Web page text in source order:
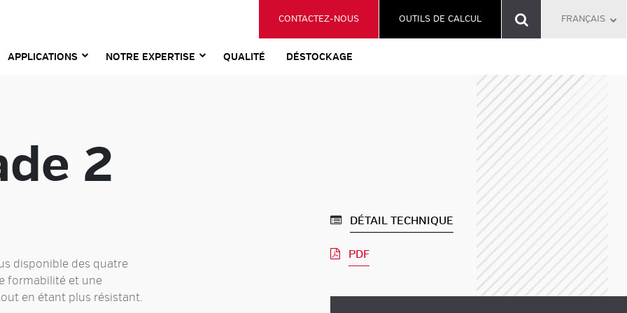
APPLICATIONS NOTRE EXPERTISE QUALITÉ DÉSTOCKAGE
CONTACTEZ-NOUS OUTILS DE CALCUL FRANÇAIS
2
disponible des quatre
formabilité et une
en étant plus résistant.
DÉTAIL TECHNIQUE
PDF